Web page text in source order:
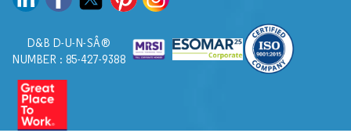
D&B D-U-N-SÂ®
NUMBER : 85-427-9388